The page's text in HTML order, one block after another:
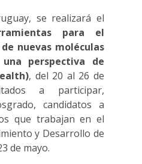
se realizará el
para el
nuevas moléculas
perspectiva de
, del 20 al 26 de
a participar,
candidatos a
que trabajan en el
y Desarrollo de
de mayo.